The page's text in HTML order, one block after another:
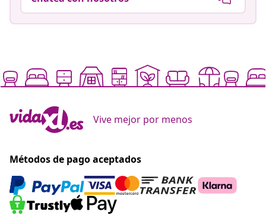
Vive mejor por menos
Métodos de pago aceptados